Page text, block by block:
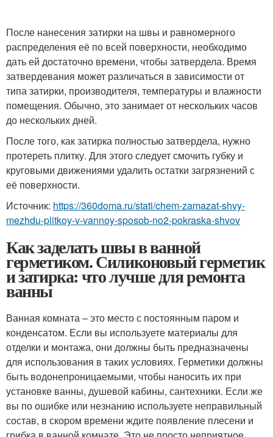
После нанесения затирки на швы и равномерного
распределения её по всей поверхности, необходимо
дать ей достаточно времени, чтобы затвердела. Время
затвердевания может различаться в зависимости от
типа затирки, производителя, температуры и влажности
помещения. Обычно, это занимает от нескольких часов
до нескольких дней.
После того, как затирка полностью затвердела, нужно
протереть плитку. Для этого следует смочить губку и
круговыми движениями удалить остатки загрязнений с
её поверхности.
Источник: https://360doma.ru/stati/chem-zamazat-shvy-
mezhdu-plitkoy-v-vannoy-sposob-no2-pokraska-shvov
Как заделать швы в ванной
герметиком. Силиконовый герметик
и затирка: что лучше для ремонта
ванны
Ванная комната – это место с постоянным паром и
конденсатом. Если вы используете материалы для
отделки и монтажа, они должны быть предназначены
для использования в таких условиях. Герметики должны
быть водонепроницаемыми, чтобы наносить их при
установке ванны, душевой кабины, сантехники. Если же
вы по ошибке или незнанию используете неправильный
состав, в скором времени ждите появление плесени и